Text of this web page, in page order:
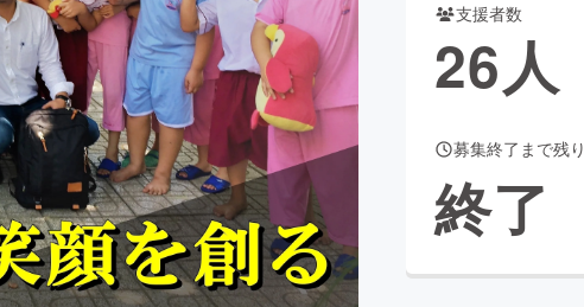
チャレンジ ビューティー・ヘルスケア
CAMPFIRE for Social Good CAMPFIRE Creation
CAMPFIREふるさと納税machi-ya
支援者数
26人
募集終了まで残り
終了